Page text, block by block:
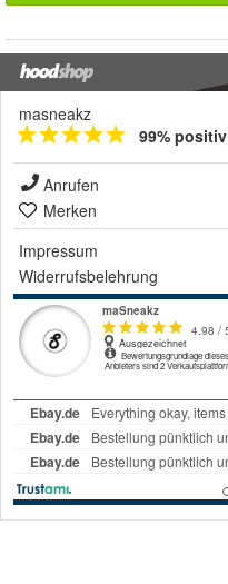
masneakz
99% positiv
Anrufen
Merken
Impressum
Widerrufsbelehrung